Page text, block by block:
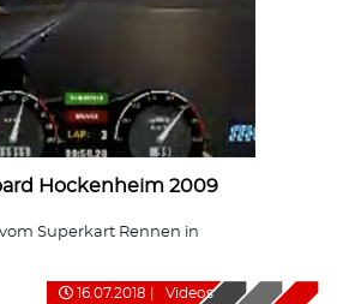
Hockenheim 2009
Superkart Rennen in
16.07.2018 Videos